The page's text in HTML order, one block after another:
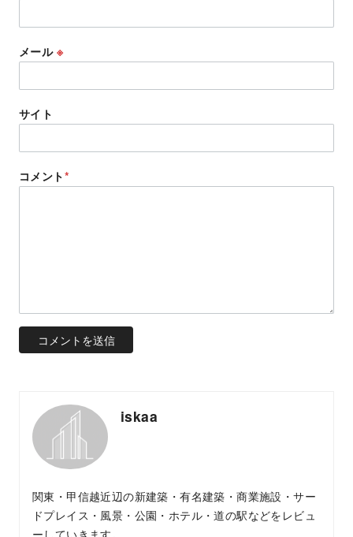
メール ※
サイト
コメント*
iskaa
関東・甲信越近辺の新建築・有名建築・商業施設・サー
ドプレイス・風景・公園・ホテル・道の駅などをレビュ
ーしていきます。